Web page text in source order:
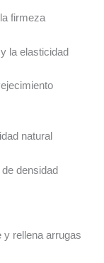
firmeza
la elasticidad
natural
densidad
y rellena arrugas